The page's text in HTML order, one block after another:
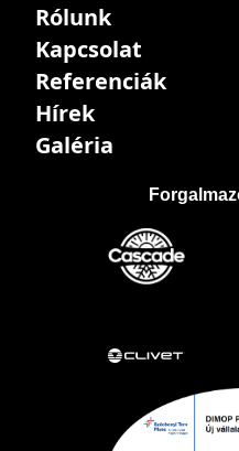
Rólunk
Kapcsolat
Referenciák
Hírek
Galéria